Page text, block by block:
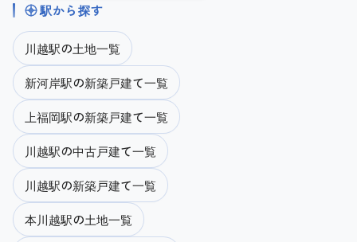
駅から探す
川越駅の土地一覧
新河岸駅の新築戸建て一覧
上福岡駅の新築戸建て一覧
川越駅の中古戸建て一覧
川越駅の新築戸建て一覧
本川越駅の土地一覧